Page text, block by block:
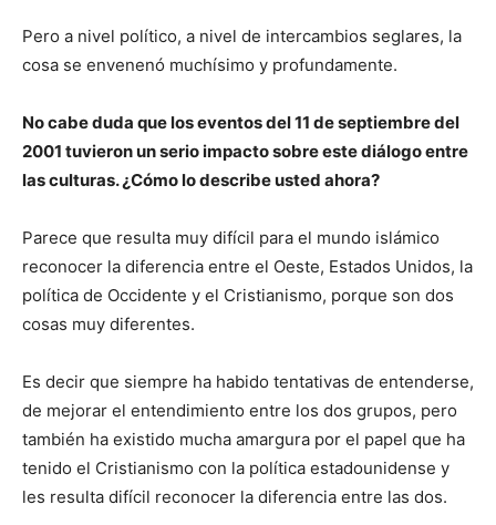
Pero a nivel político, a nivel de intercambios seglares, la
cosa se envenenó muchísimo y profundamente.
No cabe duda que los eventos del 11 de septiembre del
2001 tuvieron un serio impacto sobre este diálogo entre
las culturas. ¿Cómo lo describe usted ahora?
Parece que resulta muy difícil para el mundo islámico
reconocer la diferencia entre el Oeste, Estados Unidos, la
política de Occidente y el Cristianismo, porque son dos
cosas muy diferentes.
Es decir que siempre ha habido tentativas de entenderse,
de mejorar el entendimiento entre los dos grupos, pero
también ha existido mucha amargura por el papel que ha
tenido el Cristianismo con la política estadounidense y
les resulta difícil reconocer la diferencia entre las dos.